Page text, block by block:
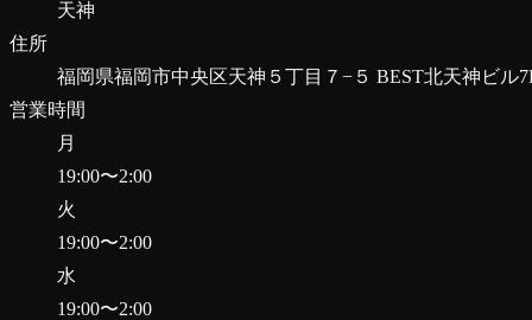
天神
住所
福岡県福岡市中央区天神５丁目７−５ BEST北天神ビル
営業時間
月
19:00〜2:00
火
19:00〜2:00
水
19:00〜2:00